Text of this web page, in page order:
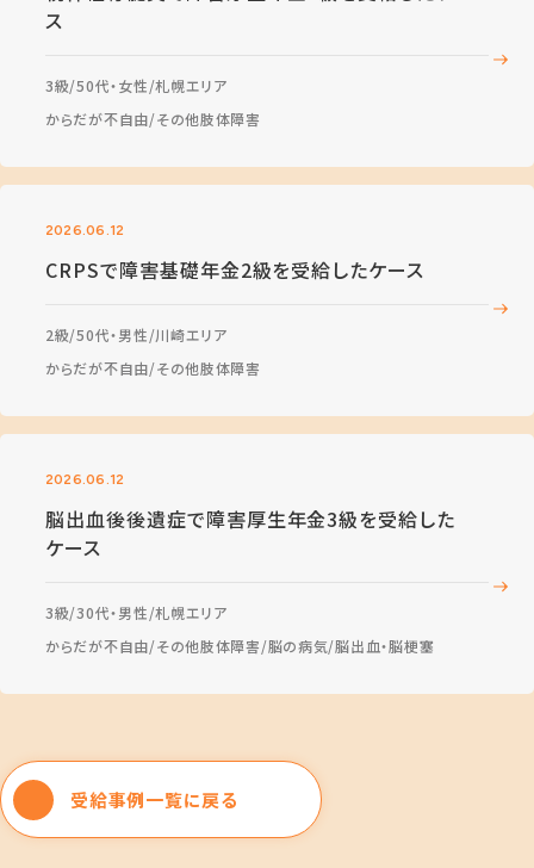
ス
3級 50代・女性 札幌エリア
からだが不自由 その他肢体障害
2026.06.12
CRPSで障害基礎年金2級を受給したケース
2級 50代・男性 川崎エリア
からだが不自由 その他肢体障害
2026.06.12
脳出血後後遺症で障害厚生年金3級を受給した
ケース
3級 30代・男性 札幌エリア
からだが不自由 その他肢体障害 脳の病気 脳出血・脳梗塞
受給事例一覧に戻る